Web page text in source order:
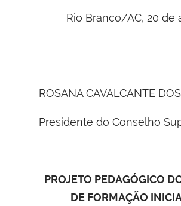
Rio Branco/AC, 20 de
ROSANA CAVALCANTE
Presidente do Conselho
PROJETO PEDAGÓGICO
DE FORMAÇÃO